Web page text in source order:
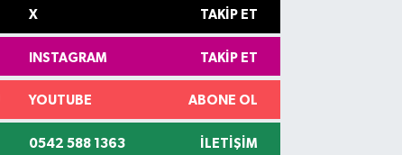
X TAKIP ET
INSTAGRAM TAKIP ET
YOUTUBE ABONE OL
0542 588 1363 İLETIŞIM